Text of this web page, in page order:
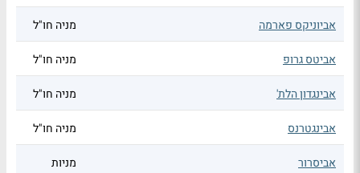
אביוניקס פארמה מניה חו"ל
אביטס גרופ מניה חו"ל
אבינגדון הלת' מניה חו"ל
אבינגטרנס מניה חו"ל
אביסרור מניות